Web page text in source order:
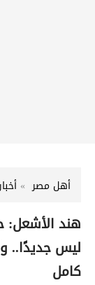
أهل مصر
هند الأشعل:
ليس جديدًا..
كامل